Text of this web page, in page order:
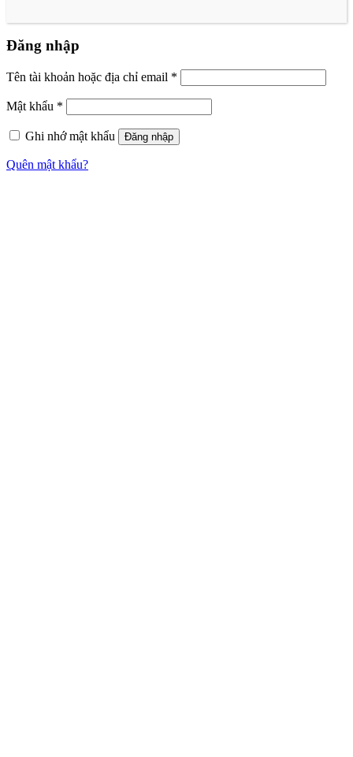
Đăng nhập
Tên tài khoản hoặc địa chỉ email *
Mật khẩu *
Ghi nhớ mật khẩu Đăng nhập
Quên mật khẩu?